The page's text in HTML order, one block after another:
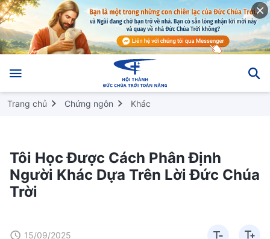
Trang chủ Chứng ngôn Khác
Tôi Học Được Cách Phân Định
Người Khác Dựa Trên Lời Đức Chúa
Trời
15/09/2025